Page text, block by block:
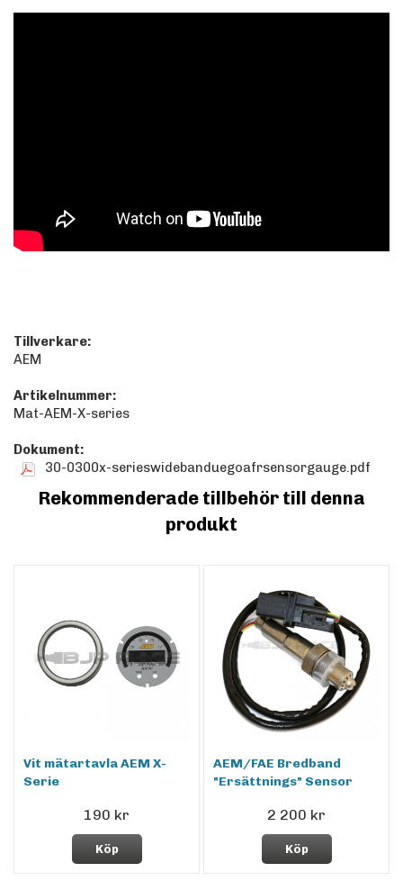
Tillverkare:
AEM
Artikelnummer:
Mat-AEM-X-series
Dokument:
30-0300x-serieswidebanduegoafrsensorgauge.pdf
Rekommenderade tillbehör till denna
produkt
Vit mätartavla AEM X-
Serie
190 kr
Köp
AEM/FAE Bredband
"Ersättnings" Sensor
2 200 kr
Köp